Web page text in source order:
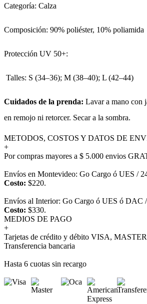
Categoría: Calza
Composición: 90% poliéster, 10% poliamida
Protección UV 50+:
Talles: S (34–36); M (38–40); L (42–44)
Cuidados de la prenda: Lavar a mano con
en remojo ni retorcer. Secar a la sombra.
METODOS, COSTOS Y DATOS DE
+
Por compras mayores a $ 5.000 envios
Envíos en Montevideo: Go Cargo ó UES /
Costo: $220.
Envíos al Interior: Go Cargo ó UES ó DAC
Costo: $330.
MEDIOS DE PAGO
+
Tarjetas de crédito y débito VISA,
Transferencia bancaria
Hasta 6 cuotas sin recargo